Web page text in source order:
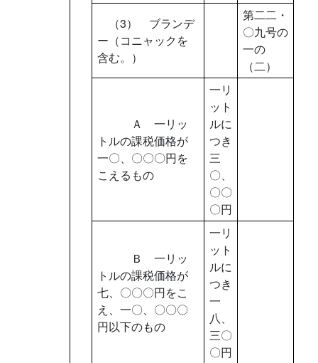
（3） ブランデ
ー（コニャックを
含む。）
第二二・
〇九号の
一の
（二）
Ａ 一リッ
トルの課税価格が
一〇、〇〇〇円を
こえるもの
一リ
ット
ルに
つき
三
〇、
〇〇
〇円
Ｂ 一リッ
トルの課税価格が
七、〇〇〇円をこ
え、一〇、〇〇〇
円以下のもの
一リ
ット
ルに
つき
一
八、
三〇
〇円